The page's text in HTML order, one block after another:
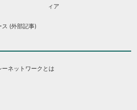
ィア
(外部記事)
ネットワークとは